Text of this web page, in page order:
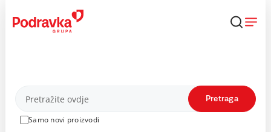
content
Proizvodi
Samo novi proizvodi
Pretraga